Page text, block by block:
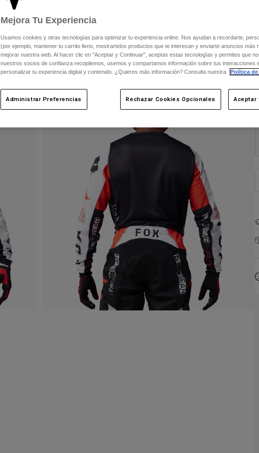
Mejora Tu Experiencia
Usamos cookies y otras tecnologías para optimizar tu experiencia online. Nos ayudan a recordarte,
(por ejemplo, mantener tu carrito lleno, mostrartelos productos que te interesan y enviarte anuncios más
mejorar nuestra web. Al hacer clic en "Aceptar y Continuar", aceptas estas tecnologías y permites que
nuestros socios de confianza recopilemos, usemos y compartamos información sobre tus interacciones
personalizar tu experiencia digital y contenido. ¿Quieres más información? Consulta nuestra
Política de
Administrar Preferencias Rechazar Cookies Opcionales Aceptar